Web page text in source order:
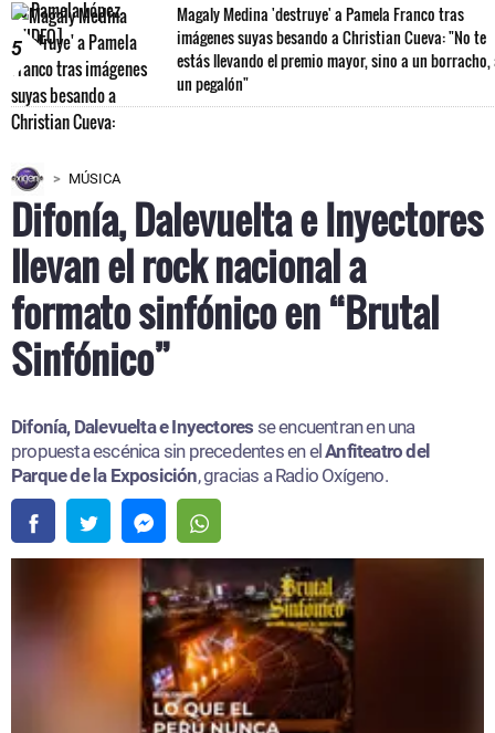
5
Magaly Medina 'destruye' a Pamela Franco tras
imágenes suyas besando a Christian Cueva: "No te
estás llevando el premio mayor, sino a un borracho,
un pegalón"
MÚSICA
Difonía, Dalevuelta e Inyectores
llevan el rock nacional a
formato sinfónico en “Brutal
Sinfónico”
Difonía, Dalevuelta e Inyectores se encuentran en una
propuesta escénica sin precedentes en elAnfiteatro del
Parque de la Exposición, gracias a Radio Oxígeno.